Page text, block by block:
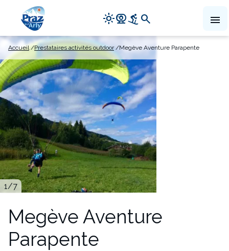
Aller
au
contenu
principal
Navigation
principale
light_modecamera_videodownhill_skiing search menu
Accueil Prestataires activités outdoor Megève Aventure Parapente
Megève Aventure
Parapente
1/7